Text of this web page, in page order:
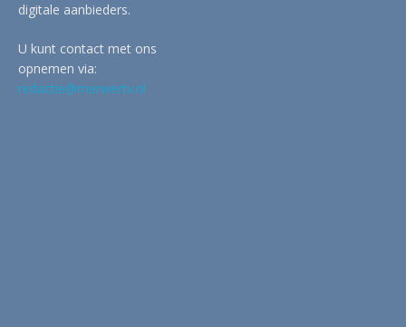
digitale aanbieders.
U kunt contact met ons
opnemen via:
redactie@merwertv.nl